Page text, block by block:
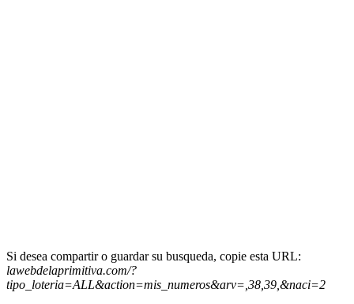
Si desea compartir o guardar su busqueda, copie esta URL:
lawebdelaprimitiva.com/?
tipo_loteria=ALL&action=mis_numeros&arv=,38,39,&naci=2